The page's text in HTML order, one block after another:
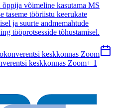
võimeline kasutama MS
taseme tööriistu keerukate
ja suurte andme­mahtude
tööprotsesside tõhustamisel.
keskkonnas Zoom
keskkonnas Zoom+ 1